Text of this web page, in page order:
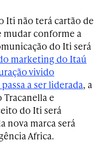
Iti não terá cartão de
conforme a
do Iti será
marketing do Itaú
vivido
a ser liderada, a
e
do Iti será
nova marca será
Africa.